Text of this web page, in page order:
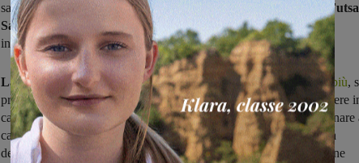
sabato scorso con la corazzata Bulls San Giusto, che già oggi la
Sangiovannese
tornerà in campo per affrontare, in un turno
infrasettimanale esterno,il Cus Pisa.
La partita,contro un avversario che in classificaha un punto in più,
presenta aperta ad ogni risultato e la squadra di Toria dovrà scendere
campo per disputare una partita senza errori se davvero vuole tornare
casa non a mani vuote.
Dal canto suo il Cus Pisa,squadra che fa
dell'esperienza la propria arma migliore e che può contare su alcune